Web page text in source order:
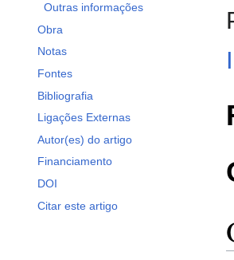
Outras informações
Obra
Notas
Fontes
Bibliografia
Ligações Externas
Autor(es) do artigo
Financiamento
DOI
Citar este artigo